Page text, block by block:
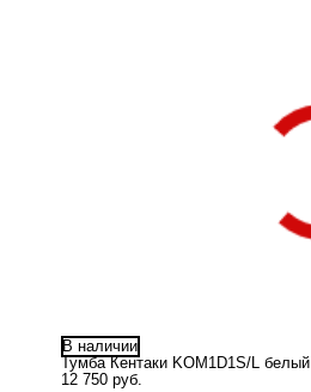
В наличии
Тумба Кентаки KOM1D1S/L белый
12 750 руб.